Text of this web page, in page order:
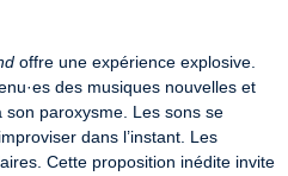
offre une expérience explosive.
des musiques nouvelles et
paroxysme. Les sons se
dans l’instant. Les
Cette proposition inédite invite